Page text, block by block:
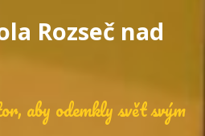
Rozseč nad
aby odemkly svět svým